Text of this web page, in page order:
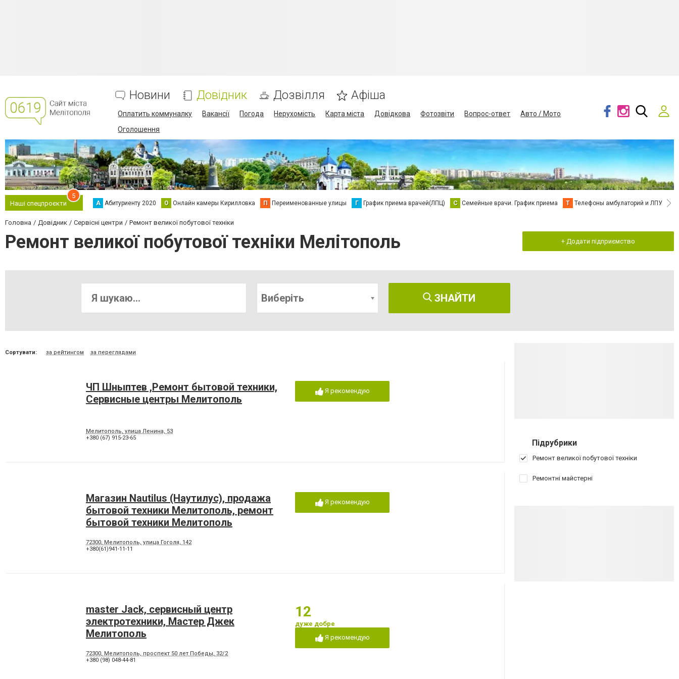
Новини Довідник Дозвілля Афіша
Оплатить коммуналку Вакансії Погода Нерухомість Карта міста Довідкова Фотозвіти Вопрос-ответ
Авто / Мото
Оголошення
Наші спецпроєкти
5
А Абитуриенту 2020 О Онлайн камеры Кирилловка П Переименованные улицы Г График приема врачей(ЛПЦ) С Семейные врачи. График приема Т Телефоны амбулаторий и ЛПУ В
Головна Довідник Сервісні центри Ремонт великої побутової техніки
Ремонт великої побутової техніки Мелітополь + Додати підприємство
Виберіть ЗНАЙТИ
Сортувати: за рейтингом за переглядами
ЧП Шныптев ,Ремонт бытовой техники,
Сервисные центры Мелитополь
Мелитополь, улица Ленина, 53
+380 (67) 915-23-65
Я рекомендую
Магазин Nautilus (Наутилус), продажа
бытовой техники Мелитополь, ремонт
бытовой техники Мелитополь
72300, Мелитополь, улица Гоголя, 142
+380(61)941-11-11
Я рекомендую
master Jack, сервисный центр
электротехники, Мастер Джек
Мелитополь
72300, Мелитополь, проспект 50 лет Победы, 32/2
+380 (98) 048-44-81
12
дуже добре
Я рекомендую
Підрубрики
Ремонт великої побутової техніки
Ремонтні майстерні